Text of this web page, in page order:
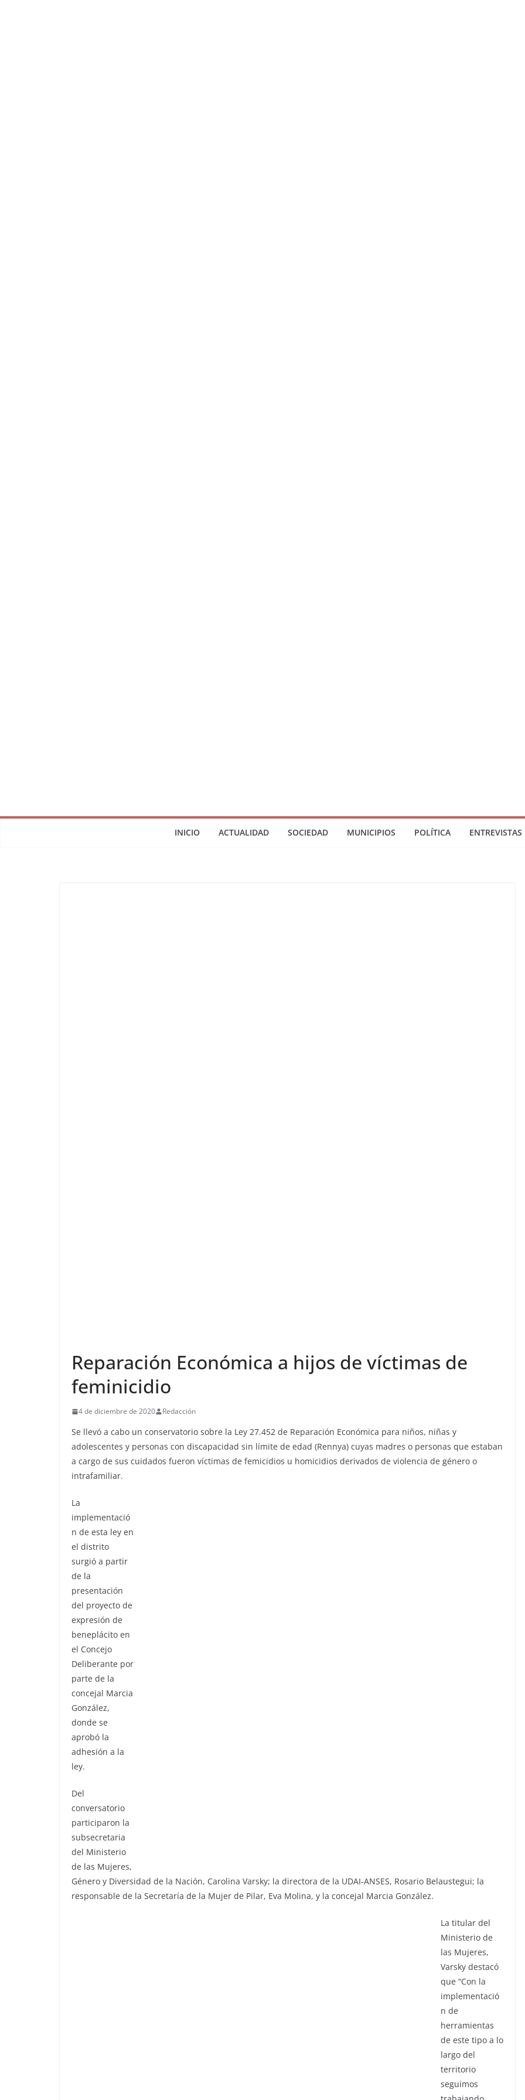
INICIO ACTUALIDAD SOCIEDAD MUNICIPIOS POLÍTICA ENTREVISTAS
Reparación Económica a hijos de víctimas de
feminicidio
4 de diciembre de 2020 Redacción
Se llevó a cabo un conservatorio sobre la Ley 27.452 de Reparación Económica para niños, niñas y
adolescentes y personas con discapacidad sin límite de edad (Rennya) cuyas madres o personas que estaban
a cargo de sus cuidados fueron víctimas de femicidios u homicidios derivados de violencia de género o
intrafamiliar.
La
implementació
n de esta ley en
el distrito
surgió a partir
de la
presentación
del proyecto de
expresión de
beneplácito en
el Concejo
Deliberante por
parte de la
concejal Marcia
González,
donde se
aprobó la
adhesión a la
ley.
Del
conversatorio
participaron la
subsecretaria
del Ministerio
de las Mujeres,
Género y Diversidad de la Nación, Carolina Varsky; la directora de la UDAI-ANSES, Rosario Belaustegui; la
responsable de la Secretaría de la Mujer de Pilar, Eva Molina, y la concejal Marcia González.
La titular del
Ministerio de
las Mujeres,
Varsky destacó
que “Con la
implementació
n de
herramientas
de este tipo a lo
largo del
territorio
seguimos